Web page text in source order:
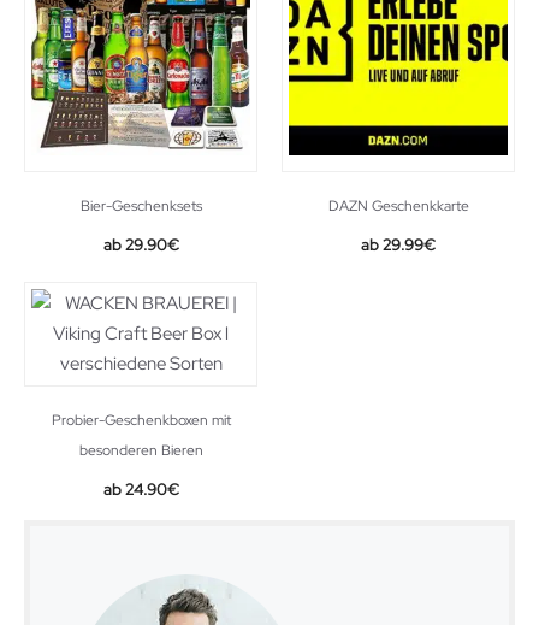
Bier-Geschenksets
29.90€
DAZN Geschenkkarte
29.99€
Probier-Geschenkboxen mit
besonderen Bieren
24.90€